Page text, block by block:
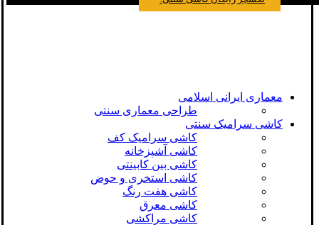
معماری ایرانی اسلامی
طراحی معماری سنتی
کاشی سرامیک سنتی
کاشی سرامیک کف
کاشی آشپزخانه
کاشی بین کابینتی
کاشی استخری و حوض
کاشی هفت رنگ
کاشی معرق
کاشی مراکشی